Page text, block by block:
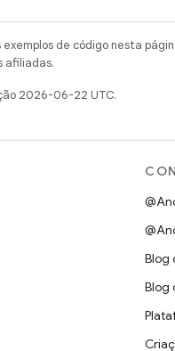
exemplos de código nesta
afiliadas.
2026-06-22 UTC.
Blog
Blog